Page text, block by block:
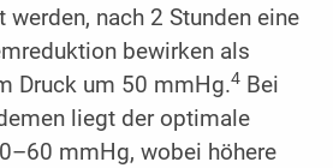
nach 2 Stunden eine
bewirken als
Druck um 50 mmHg.4Bei
liegt der optimale
mmHg, wobei höhere